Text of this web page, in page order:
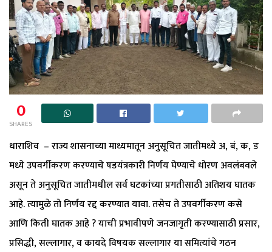
0
SHARES
धाराशिव – राज्य शासनाच्या माध्यमातून अनुसूचित जातीमध्ये अ, बं, क, ड
मध्ये उपवर्गीकरण करण्याचे षडयंत्रकारी निर्णय घेण्याचे धोरण अवलंबवले
असून ते अनुसूचित जातीमधील सर्व घटकांच्या प्रगतीसाठी अतिशय घातक
आहे. त्यामुळे तो निर्णय रद्द करण्यात यावा. तसेच ते उपवर्गीकरण कसे
आणि किती घातक आहे ? याची प्रभावीपणे जनजागृती करण्यासाठी प्रसार,
प्रसिद्धी, सल्लागार, व कायदे विषयक सल्लागार या समित्यांचे गठन